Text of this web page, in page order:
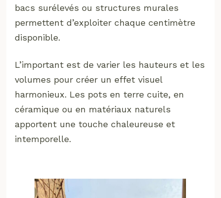
bacs surélevés ou structures murales
permettent d’exploiter chaque centimètre
disponible.
L’important est de varier les hauteurs et les
volumes pour créer un effet visuel
harmonieux. Les pots en terre cuite, en
céramique ou en matériaux naturels
apportent une touche chaleureuse et
intemporelle.